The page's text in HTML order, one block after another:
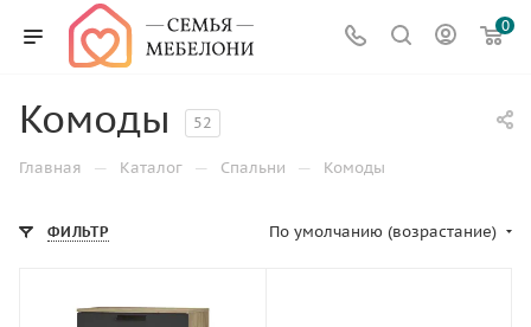
0
Комоды 52
Главная — Каталог — Спальни — Комоды
ФИЛЬТР По умолчанию (возрастание)